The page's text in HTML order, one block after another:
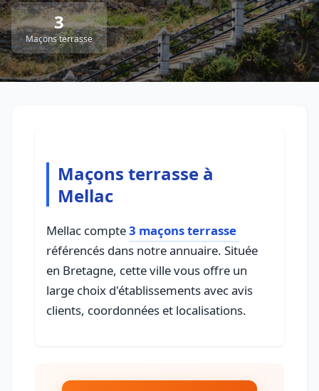
3
Maçons terrasse
Maçons terrasse à
Mellac
Mellac compte3 maçons terrasse
référencés dans notre annuaire. Située
en Bretagne, cette ville vous offre un
large choix d'établissements avec avis
clients, coordonnées et localisations.